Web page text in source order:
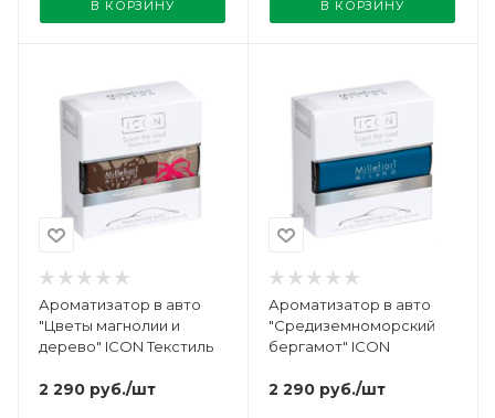
В КОРЗИНУ В КОРЗИНУ
Ароматизатор в авто
"Цветы магнолии и
дерево" ICON Текстиль
2 290 руб./шт
Ароматизатор в авто
"Средиземноморский
бергамот" ICON
2 290 руб./шт